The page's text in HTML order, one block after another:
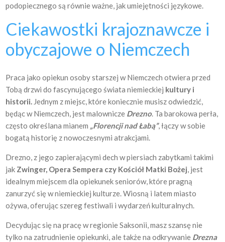
podopiecznego są równie ważne, jak umiejętności językowe.
Ciekawostki krajoznawcze i
obyczajowe o Niemczech
Praca jako opiekun osoby starszej w Niemczech otwiera przed
Tobą drzwi do fascynującego świata niemieckiej kultury i
historii. Jednym z miejsc, które koniecznie musisz odwiedzić,
będąc w Niemczech, jest malownicze Drezno. Ta barokowa perła,
często określana mianem „Florencji nad Łabą”, łączy w sobie
bogatą historię z nowoczesnymi atrakcjami.
Drezno, z jego zapierającymi dech w piersiach zabytkami takimi
jak Zwinger, Opera Sempera czy Kościół Matki Bożej, jest
idealnym miejscem dla opiekunek seniorów, które pragną
zanurzyć się w niemieckiej kulturze. Wiosną i latem miasto
ożywa, oferując szereg festiwali i wydarzeń kulturalnych.
Decydując się na pracę w regionie Saksonii, masz szansę nie
tylko na zatrudnienie opiekunki, ale także na odkrywanie Drezna